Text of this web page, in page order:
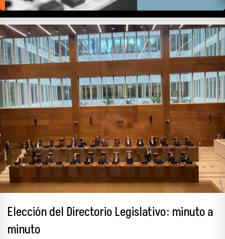
Elección del Directorio Legislativo: minuto a
minuto